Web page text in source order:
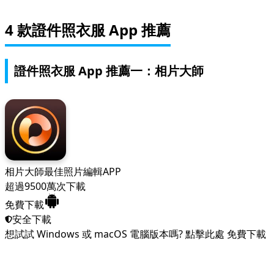
4 款證件照衣服 App 推薦
證件照衣服 App 推薦一：相片大師
相片大師最佳照片編輯APP
超過9500萬次下載
免費下載
安全下載
想試試 Windows 或 macOS 電腦版本嗎?點擊此處 免費下載